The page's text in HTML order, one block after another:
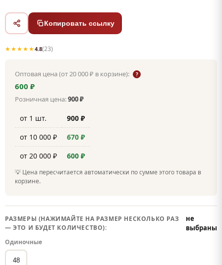
Копировать ссылку
★★★★★4.8(23)
Оптовая цена (от 20 000 ₽ в корзине): ?
600 ₽
Розничная цена:900 ₽
от 1 шт.
900 ₽
от 10 000 ₽
670 ₽
от 20 000 ₽
600 ₽
💡 Цена пересчитается автоматически по сумме этого товара в
корзине.
РАЗМЕРЫ (НАЖИМАЙТЕ НА РАЗМЕР НЕСКОЛЬКО РАЗ
— ЭТО И БУДЕТ КОЛИЧЕСТВО):
не
выбраны
Одиночные
48